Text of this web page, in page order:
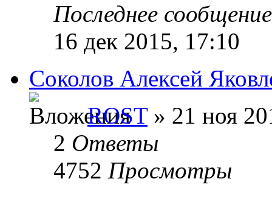
Последнее
16 дек 2015, 17:10
Соколов Алексей
ROST» 21 ноя
2 Ответы
4752 Просмотры